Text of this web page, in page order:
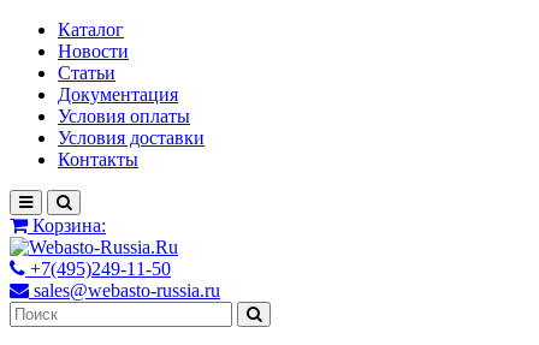
Каталог
Новости
Статьи
Документация
Условия оплаты
Условия доставки
Контакты
Корзина:
+7(495)249-11-50
sales@webasto-russia.ru